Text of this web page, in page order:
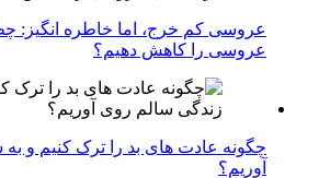
عروسی کم خرج، اما خاطره انگیز:
عروسی را کاهش دهیم؟
چگونه عادت‌ های بد را ترک کنیم و
آوریم؟